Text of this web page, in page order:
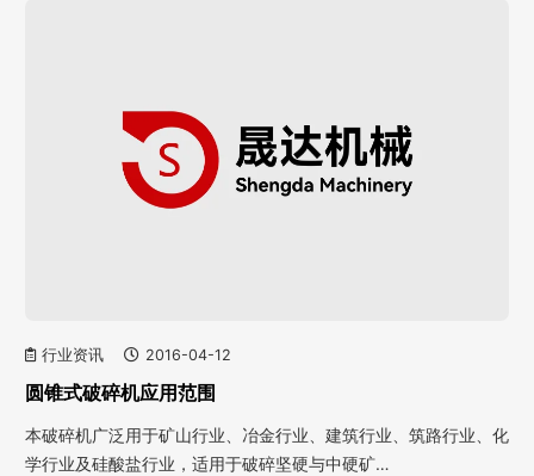
行业资讯 2016-04-12
圆锥式破碎机应用范围
本破碎机广泛用于矿山行业、冶金行业、建筑行业、筑路行业、化
学行业及硅酸盐行业，适用于破碎坚硬与中硬矿…